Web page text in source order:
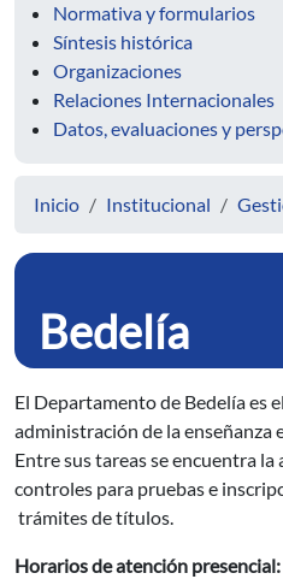
Normativa y formularios
Síntesis histórica
Organizaciones
Relaciones Internacionales
Datos, evaluaciones y
Inicio Institucional
Bedelía
El Departamento de Bedelía es
administración de la enseñanza
Entre sus tareas se encuentra
controles para pruebas e
trámites de títulos.
Horarios de atención